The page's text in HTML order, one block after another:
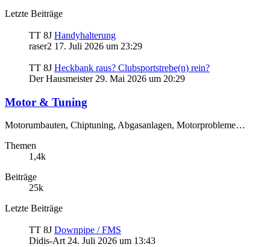
Letzte Beiträge
TT 8J Handyhalterung
raser2 17. Juli 2026 um 23:29
TT 8J Heckbank raus? Clubsportstrebe(n) rein?
Der Hausmeister 29. Mai 2026 um 20:29
Motor & Tuning
Motorumbauten, Chiptuning, Abgasanlagen, Motorprobleme…
Themen
1,4k
Beiträge
25k
Letzte Beiträge
TT 8J Downpipe / FMS
Didis-Art 24. Juli 2026 um 13:43